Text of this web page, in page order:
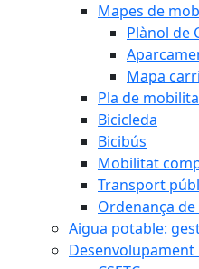
Mapes de
Plànol de
Mapa
Pla de
Bicicleda
Bicibús
Mobilitat
Transport
Ordenança
Aigua potable:
Desenvolupament